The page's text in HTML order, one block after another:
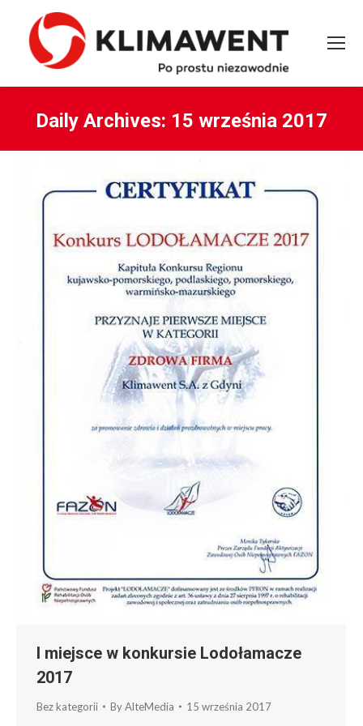
Daily Archives: 15 września 2017
I miejsce w konkursie Lodołamacze
2017
Bez kategorii ByAlteMedia 15 września 2017